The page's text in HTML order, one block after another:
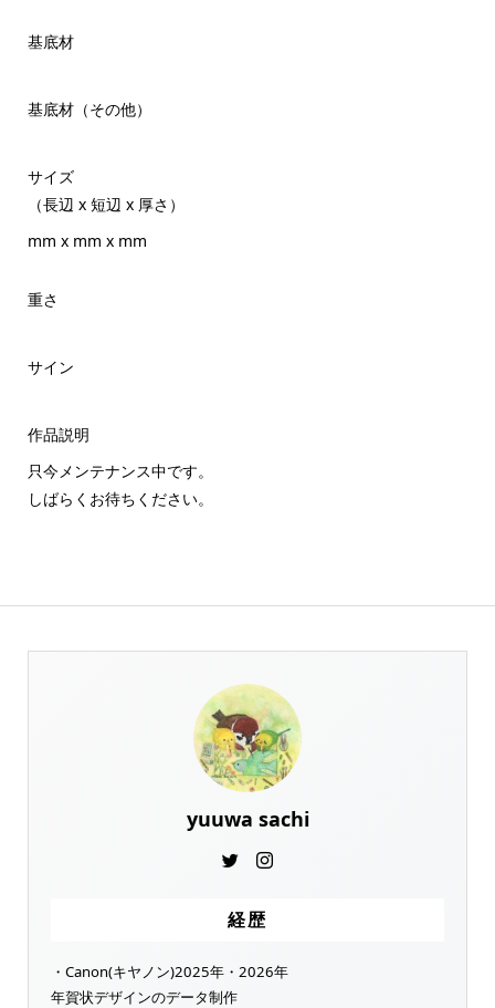
基底材
基底材（その他）
サイズ
（長辺 x 短辺 x 厚さ）
mm x mm x mm
重さ
サイン
作品説明
只今メンテナンス中です。
しばらくお待ちください。
yuuwa sachi
経歴
・Canon(キヤノン)2025年・2026年
年賀状デザインのデータ制作